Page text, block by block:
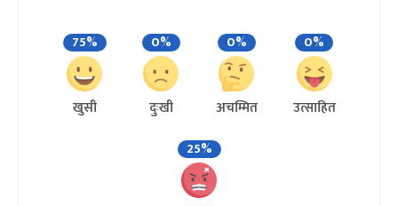
75%
खुसी
0%
दुःखी
0%
अचम्मित
0%
उत्साहित
25%